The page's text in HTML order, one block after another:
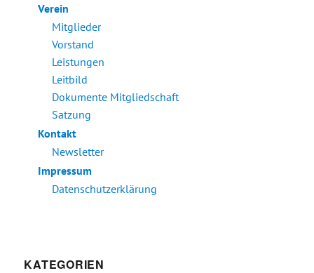
Verein
Mitglieder
Vorstand
Leistungen
Leitbild
Dokumente Mitgliedschaft
Satzung
Kontakt
Newsletter
Impressum
Datenschutzerklärung
KATEGORIEN